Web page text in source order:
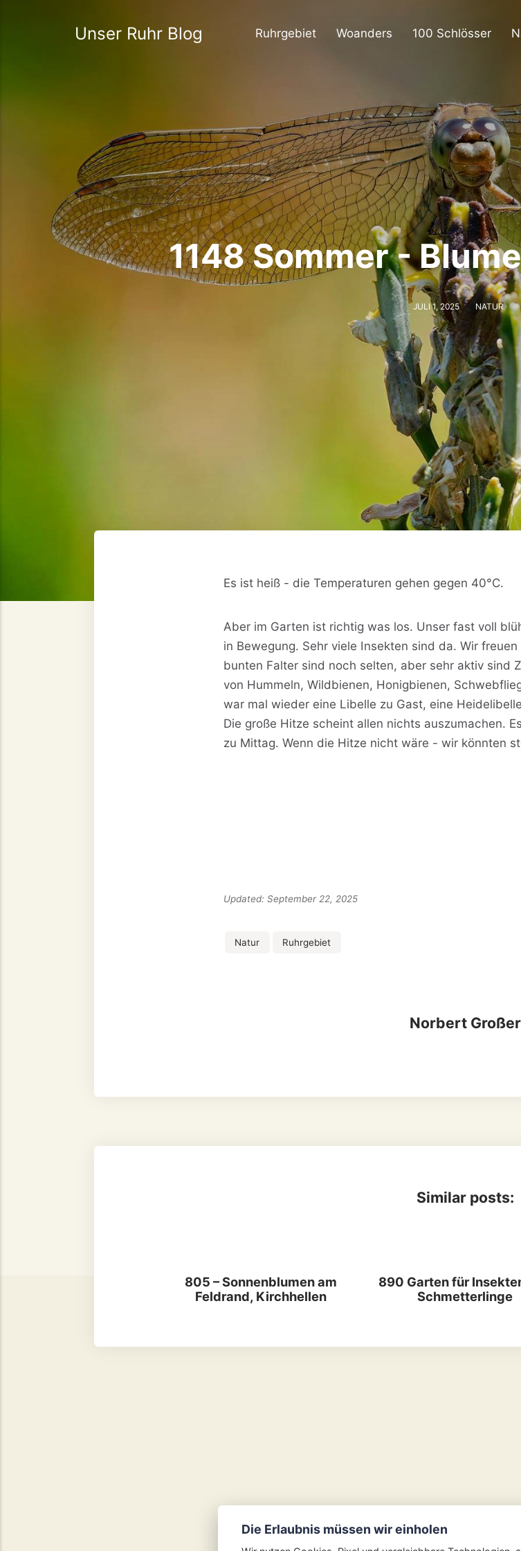
Unser Ruhr Blog Ruhrgebiet Woanders 100 Schlösser
1148 Sommer -
JULI 1, 2025 NATUR
Es ist heiß - die Temperaturen gehen gegen 40°C.
Aber im Garten ist richtig was los. Unser fast voll
in Bewegung. Sehr viele Insekten sind da. Wir
bunten Falter sind noch selten, aber sehr aktiv sind
von Hummeln, Wildbienen, Honigbienen,
war mal wieder eine Libelle zu Gast, eine
Die große Hitze scheint allen nichts auszumachen.
zu Mittag. Wenn die Hitze nicht wäre - wir könnten
Updated:September 22, 2025
Natur Ruhrgebiet
Norbert Großer
Similar posts:
805 – Sonnenblumen am
Feldrand, Kirchhellen
890 Garten für
Schmetterlinge
Die Erlaubnis müssen wir einholen